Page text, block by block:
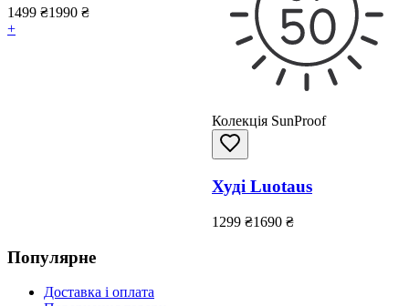
1499 ₴1990 ₴
+
Колекція SunProof
Худі Luotaus
1299 ₴1690 ₴
Популярне
Доставка і оплата